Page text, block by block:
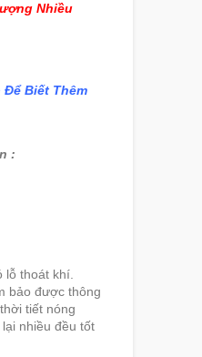
Nhiều
Để Biết Thêm
:
lỗ thoát khí.
bảo được thông
tiết nóng
nhiều đều tốt